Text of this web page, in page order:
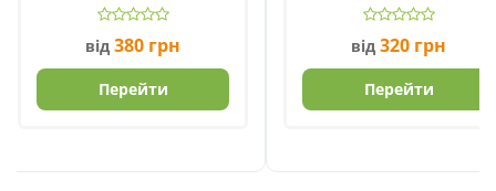
від 380 грн
Перейти
від 320 грн
Перейти